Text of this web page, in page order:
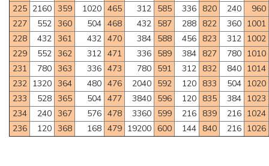
225 2160 359 1020 465 312 585 336 820 240
960
227
552 360 504 468 432 587 288 822 360 1001
228
432 361 432 470 384 588 456 823 312 1002
229
552 362 312 471 336 589 384 827 780 1010
231
780 363 336 473 780 591 312 832 840 1014
232 1320 364 480 476 2040 592 120 833 504 1020
233
528 365 504 477 3840 596 120 835 384 1023
234
240 367 576 478 3360 599 216 839 216 1024
236
120 368 168 479 19200 600 144 840 216 1026